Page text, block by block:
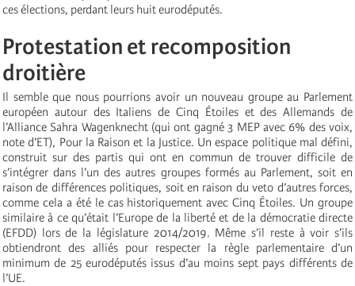
ces élections, perdant leurs huit eurodéputés.
Protestation et recomposition
droitière
Il semble que nous pourrions avoir un nouveau groupe au Parlement
européen autour des Italiens de Cinq Étoiles et des Allemands de
l’Alliance Sahra Wagenknecht (qui ont gagné 3 MEP avec 6% des voix,
note d’ET), Pour la Raison et la Justice. Un espace politique mal défini,
construit sur des partis qui ont en commun de trouver difficile de
s’intégrer dans l’un des autres groupes formés au Parlement, soit en
raison de différences politiques, soit en raison du veto d’autres forces,
comme cela a été le cas historiquement avec Cinq Étoiles. Un groupe
similaire à ce qu’était l’Europe de la liberté et de la démocratie directe
(EFDD) lors de la législature 2014/2019. Même s’il reste à voir s’ils
obtiendront des alliés pour respecter la règle parlementaire d’un
minimum de 25 eurodéputés issus d’au moins sept pays différents de
l’UE.